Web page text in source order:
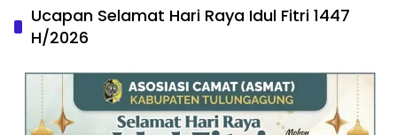
Ucapan Selamat Hari Raya Idul Fitri 1447
H/2026